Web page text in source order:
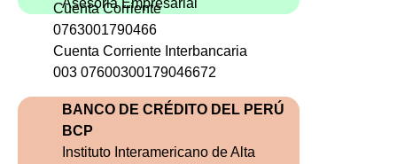
Asesoria Empresarial
Cuenta Corriente
0763001790466
Cuenta Corriente Interbancaria
003 07600300179046672
BANCO DE CRÉDITO DEL PERÚ
BCP
Instituto Interamericano de Alta